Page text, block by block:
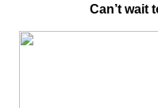
Can’t wait